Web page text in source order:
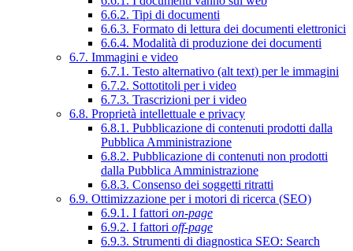
6.6.2. Tipi di documenti
6.6.3. Formato di lettura dei documenti elettronici
6.6.4. Modalità di produzione dei documenti
6.7. Immagini e video
6.7.1. Testo alternativo (alt text) per le immagini
6.7.2. Sottotitoli per i video
6.7.3. Trascrizioni per i video
6.8. Proprietà intellettuale e privacy
6.8.1. Pubblicazione di contenuti prodotti dalla
Pubblica Amministrazione
6.8.2. Pubblicazione di contenuti non prodotti
dalla Pubblica Amministrazione
6.8.3. Consenso dei soggetti ritratti
6.9. Ottimizzazione per i motori di ricerca (SEO)
6.9.1. I fattori on-page
6.9.2. I fattori off-page
6.9.3. Strumenti di diagnostica SEO: Search